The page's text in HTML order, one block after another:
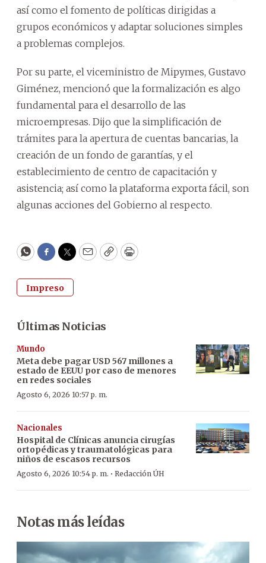
así como el fomento de políticas dirigidas a
grupos económicos y adaptar soluciones simples
a problemas complejos.
Por su parte, el viceministro de Mipymes, Gustavo
Giménez, mencionó que la formalización es algo
fundamental para el desarrollo de las
microempresas. Dijo que la simplificación de
trámites para la apertura de cuentas bancarias, la
creación de un fondo de garantías, y el
establecimiento de centro de capacitación y
asistencia; así como la plataforma exporta fácil, son
algunas acciones del Gobierno al respecto.
WhatsApp
Facebook
Twitter
EmailCopyPrint
Impreso
Últimas Noticias
Mundo
Meta debe pagar USD 567 millones a
estado de EEUU por caso de menores
en redes sociales
Agosto 6, 2026 10:57 p. m.
Nacionales
Hospital de Clínicas anuncia cirugías
ortopédicas y traumatológicas para
niños de escasos recursos
Agosto 6, 2026 10:54 p. m. · Redacción ÚH
Notas más leídas